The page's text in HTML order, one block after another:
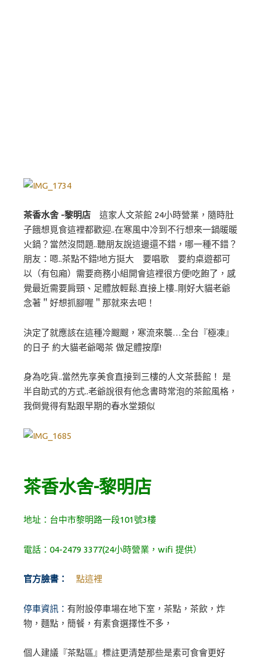
茶香水舍 -黎明店 這家人文茶館 24小時營業，隨時肚
子餓想覓食這裡都歡迎..在寒風中冷到不行想來一鍋暖暖
火鍋？當然沒問題..聽朋友說這邊還不錯，哪一種不錯？
朋友：嗯..茶點不錯!地方挺大 要唱歌 要約桌遊都可
以（有包廂）需要商務小組開會這裡很方便!吃飽了，感
覺最近需要肩頸、足體放輕鬆.直接上樓..剛好大貓老爺
念著＂好想抓腳喔＂那就來去吧！
決定了就應該在這種冷颼颼，寒流來襲…全台『極凍』
的日子 約大貓老爺喝茶 做足體按摩!
身為吃貨..當然先享美食直接到三樓的人文茶藝館！ 是
半自助式的方式..老爺說很有他念書時常泡的茶館風格，
我倒覺得有點跟早期的春水堂類似
茶香水舍-黎明店
地址：台中市黎明路一段101號3樓
電話：04-2479 3377(24小時營業，wifi 提供）
官方臉書： 點這裡
停車資訊： 有附設停車場在地下室，茶點，茶飲，炸
物，麵點，簡餐，有素食選擇性不多，
個人建議『茶點區』標註更清楚那些是素可食會更好